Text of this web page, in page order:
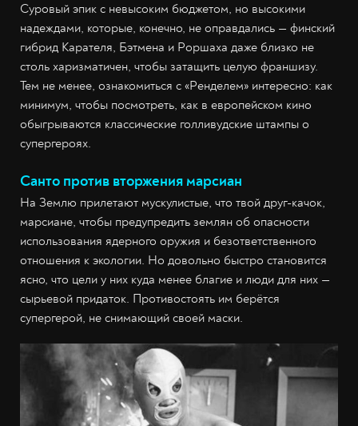
Суровый эпик с невысоким бюджетом, но высокими
надеждами, которые, конечно, не оправдались — финский
гибрид Карателя, Бэтмена и Роршаха даже близко не
столь харизматичен, чтобы затащить целую франшизу.
Тем не менее, ознакомиться с «Ренделем» интересно: как
минимум, чтобы посмотреть, как в европейском кино
обыгрываются классические голливудские штампы о
супергероях.
Санто против вторжения марсиан
На Землю прилетают мускулистые, что твой друг-качок,
марсиане, чтобы предупредить землян об опасности
использования ядерного оружия и безответственного
отношения к экологии. Но довольно быстро становится
ясно, что цели у них куда менее благие и люди для них —
сырьевой придаток. Противостоять им берётся
супергерой, не снимающий своей маски.